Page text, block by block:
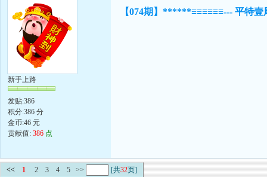
新手上路
发贴:386
积分:386 分
金币:46 元
贡献值: 386 点
【074期】******≡≡≡≡≡≡--- 平特
<< 1 2 3 4 5 >> [共32页]